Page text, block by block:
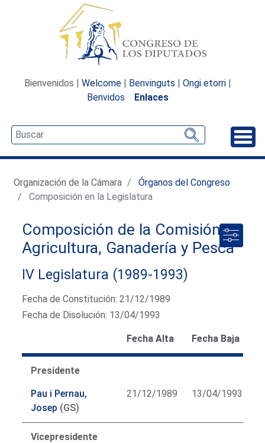
Bienvenidos | Welcome | Benvinguts | Ongi etorri |
Benvidos
Enlaces
Organización de la Cámara
Órganos del Congreso
Composición en la Legislatura
Composición de la Comisión de
Agricultura, Ganadería y Pesca
IV Legislatura (1989-1993)
Fecha de Constitución: 21/12/1989
Fecha de Disolución: 13/04/1993
Fecha Alta Fecha Baja
Presidente
Pau i Pernau,
Josep (GS)
21/12/1989 13/04/1993
Vicepresidente